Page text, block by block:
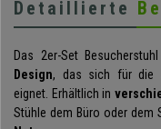
Detaillierte
Das 2er-Set Besucherstuhl
Design, das sich für die
eignet. Erhältlich in
Stühle dem Büro oder dem